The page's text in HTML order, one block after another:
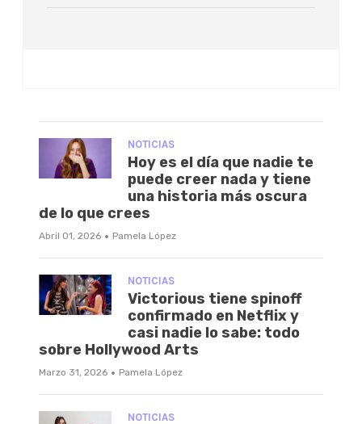
NOTICIAS
Hoy es el día que nadie te
puede creer nada y tiene
una historia más oscura
de lo que crees
Abril 01, 2026 · Pamela López
NOTICIAS
Victorious tiene spinoff
confirmado en Netflix y
casi nadie lo sabe: todo
sobre Hollywood Arts
Marzo 31, 2026 · Pamela López
NOTICIAS